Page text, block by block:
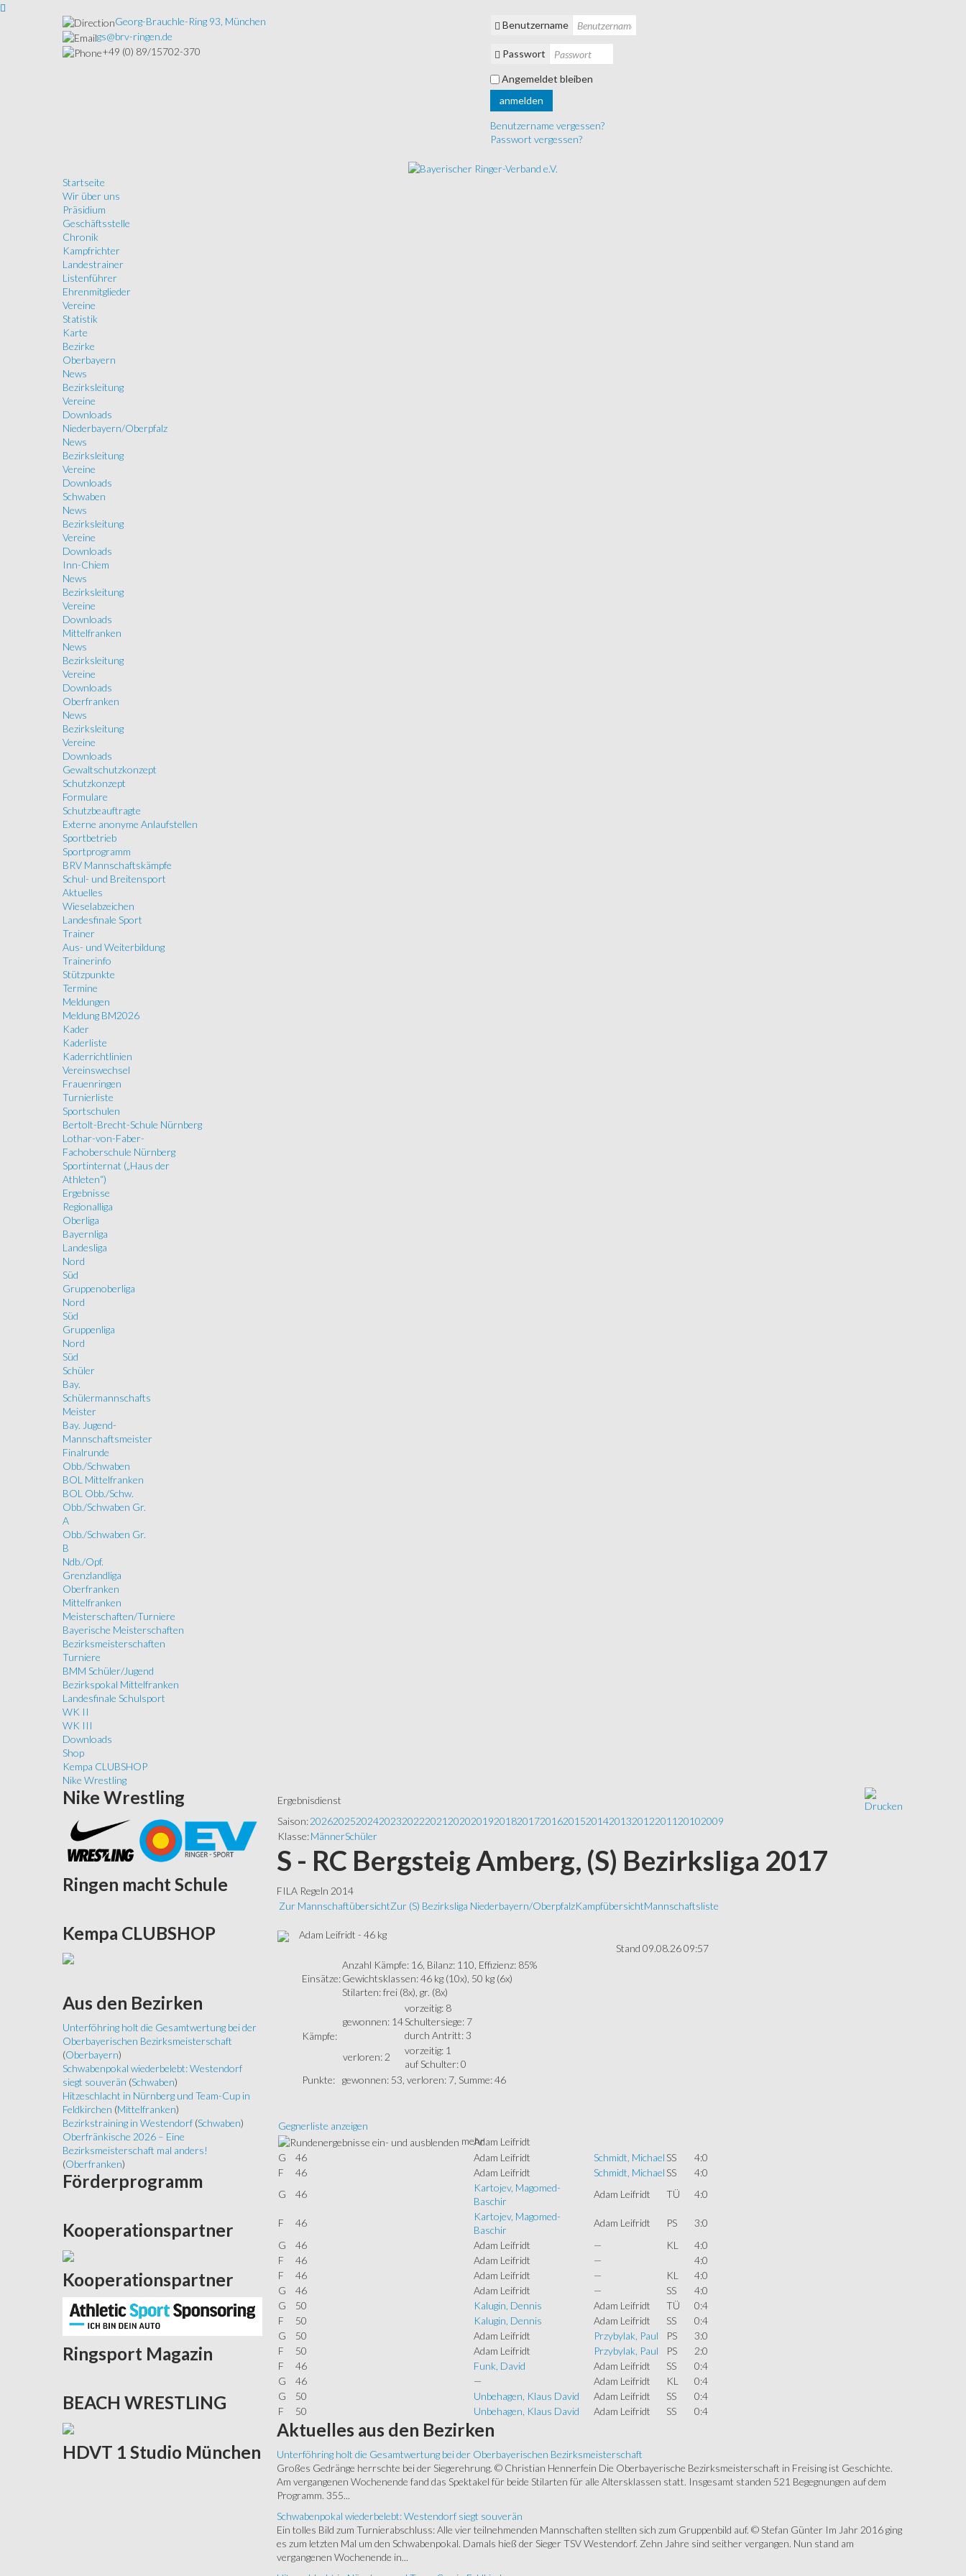
Georg-Brauchle-Ring 93, München
gs@brv-ringen.de
+49 (0) 89/15702-370
Benutzername
Passwort
Angemeldet bleiben
anmelden
Benutzername vergessen?
Passwort vergessen?
Startseite
Wir über uns
Präsidium
Geschäftsstelle
Chronik
Kampfrichter
Landestrainer
Listenführer
Ehrenmitglieder
Vereine
Statistik
Karte
Bezirke
Oberbayern
News
Bezirksleitung
Vereine
Downloads
Niederbayern/Oberpfalz
News
Bezirksleitung
Vereine
Downloads
Schwaben
News
Bezirksleitung
Vereine
Downloads
Inn-Chiem
News
Bezirksleitung
Vereine
Downloads
Mittelfranken
News
Bezirksleitung
Vereine
Downloads
Oberfranken
News
Bezirksleitung
Vereine
Downloads
Gewaltschutzkonzept
Schutzkonzept
Formulare
Schutzbeauftragte
Externe anonyme Anlaufstellen
Sportbetrieb
Sportprogramm
BRV Mannschaftskämpfe
Schul- und Breitensport
Aktuelles
Wieselabzeichen
Landesfinale Sport
Trainer
Aus- und Weiterbildung
Trainerinfo
Stützpunkte
Termine
Meldungen
Meldung BM2026
Kader
Kaderliste
Kaderrichtlinien
Vereinswechsel
Frauenringen
Turnierliste
Sportschulen
Bertolt-Brecht-Schule Nürnberg
Lothar-von-Faber-
Fachoberschule Nürnberg
Sportinternat („Haus der
Athleten“)
Ergebnisse
Regionalliga
Oberliga
Bayernliga
Landesliga
Nord
Süd
Gruppenoberliga
Nord
Süd
Gruppenliga
Nord
Süd
Schüler
Bay.
Schülermannschafts
Meister
Bay. Jugend-
Mannschaftsmeister
Finalrunde
Obb./Schwaben
BOL Mittelfranken
BOL Obb./Schw.
Obb./Schwaben Gr.
A
Obb./Schwaben Gr.
B
Ndb./Opf.
Grenzlandliga
Oberfranken
Mittelfranken
Meisterschaften/Turniere
Bayerische Meisterschaften
Bezirksmeisterschaften
Turniere
BMM Schüler/Jugend
Bezirkspokal Mittelfranken
Landesfinale Schulsport
WK II
WK III
Downloads
Shop
Kempa CLUBSHOP
Nike Wrestling
Ergebnisdienst
Saison: 202620252024202320222021 2020201920182017201620152014201320122011 20102009
Klasse: MännerSchüler
S - RC Bergsteig Amberg, (S) Bezirksliga 2017
FILA Regeln 2014
Zur MannschaftübersichtZur (S) Bezirksliga Niederbayern/OberpfalzKampfübersichtMannschaftsliste
Adam Leifridt - 46 kg
Stand 09.08.26 09:57
Einsätze:
Anzahl Kämpfe: 16, Bilanz: 110, Effizienz: 85%
Gewichtsklassen: 46 kg (10x), 50 kg (6x)
Stilarten: frei (8x), gr. (8x)
Kämpfe:
gewonnen: 14
vorzeitig: 8
Schultersiege: 7
durch Antritt: 3
verloren: 2
vorzeitig: 1
auf Schulter: 0
Punkte:
gewonnen: 53, verloren: 7, Summe: 46
Gegnerliste anzeigen
mehrAdam Leifridt
G
46 Adam Leifridt Schmidt, Michael SS
4:0
F
46 Adam Leifridt Schmidt, Michael SS
4:0
G
46
Kartojev, Magomed-
Baschir
Adam Leifridt TÜ 4:0
F 46
Kartojev, Magomed-
Baschir
Adam Leifridt PS
3:0
G
46 Adam Leifridt — KL
4:0
F
46 Adam Leifridt —
4:0
F
46 Adam Leifridt — KL
4:0
G
46 Adam Leifridt — SS
4:0
G
50 Kalugin, Dennis Adam Leifridt TÜ
0:4
F
50 Kalugin, Dennis Adam Leifridt SS
0:4
G
50 Adam Leifridt Przybylak, Paul PS
3:0
F
50 Adam Leifridt Przybylak, Paul PS
2:0
F
46 Funk, David Adam Leifridt SS
0:4
G
46 — Adam Leifridt KL
0:4
G
50 Unbehagen, Klaus David Adam Leifridt SS
0:4
F
50 Unbehagen, Klaus David Adam Leifridt SS 0:4
Aktuelles aus den Bezirken
Unterföhring holt die Gesamtwertung bei der Oberbayerischen Bezirksmeisterschaft
Großes Gedränge herrschte bei der Siegerehrung. © Christian Hennerfein Die Oberbayerische Bezirksmeisterschaft in Freising ist Geschichte.
Am vergangenen Wochenende fand das Spektakel für beide Stilarten für alle Altersklassen statt. Insgesamt standen 521 Begegnungen auf dem
Programm. 355...
Schwabenpokal wiederbelebt: Westendorf siegt souverän
Ein tolles Bild zum Turnierabschluss: Alle vier teilnehmenden Mannschaften stellten sich zum Gruppenbild auf. © Stefan Günter Im Jahr 2016 ging
es zum letzten Mal um den Schwabenpokal. Damals hieß der Sieger TSV Westendorf. Zehn Jahre sind seither vergangen. Nun stand am
vergangenen Wochenende in...
Nike Wrestling
Ringen macht Schule
Kempa CLUBSHOP
Aus den Bezirken
Unterföhring holt die Gesamtwertung bei der
Oberbayerischen Bezirksmeisterschaft
(Oberbayern)
Schwabenpokal wiederbelebt: Westendorf
siegt souverän (Schwaben)
Hitzeschlacht in Nürnberg und Team-Cup in
Feldkirchen (Mittelfranken)
Bezirkstraining in Westendorf (Schwaben)
Oberfränkische 2026 – Eine
Bezirksmeisterschaft mal anders!
(Oberfranken)
Förderprogramm
Kooperationspartner
Kooperationspartner
Ringsport Magazin
BEACH WRESTLING
HDVT 1 Studio München